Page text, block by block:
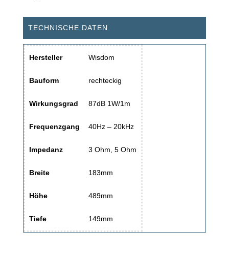
TECHNISCHE DATEN
Hersteller Wisdom
Bauform rechteckig
Wirkungsgrad 87dB 1W/1m
Frequenzgang 40Hz – 20kHz
Impedanz 3 Ohm, 5 Ohm
Breite 183mm
Höhe 489mm
Tiefe 149mm